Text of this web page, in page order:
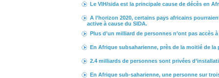
Le VIH/sida est la principale cause de décès en
A l’horizon 2020, certains pays africains
active à cause du SIDA.
Plus d’un milliard de personnes n’ont pas accès à
En Afrique subsaharienne, près de la moitié de la
2.4 milliards de personnes sont privées
En Afrique sub-saharienne, une personne sur